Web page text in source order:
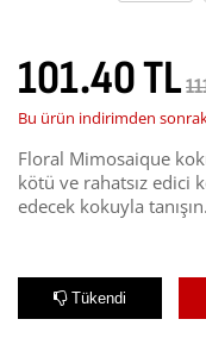
101.40 TL
Bu ürün indirimden
Floral Mimosaique
kötü ve rahatsız edici
edecek kokuyla tanışın.
Tükendi